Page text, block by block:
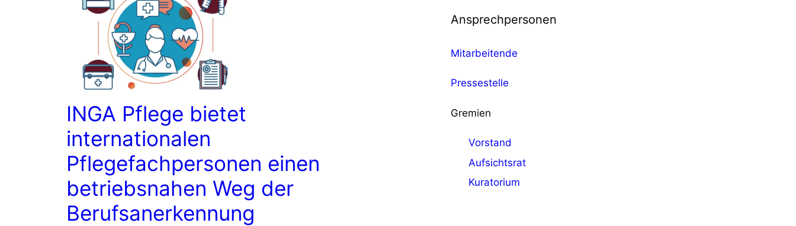
INGA Pflege bietet
internationalen
Pflegefachpersonen einen
betriebsnahen Weg der
Berufsanerkennung
Ansprechpersonen
Mitarbeitende
Pressestelle
Gremien
Vorstand
Aufsichtsrat
Kuratorium